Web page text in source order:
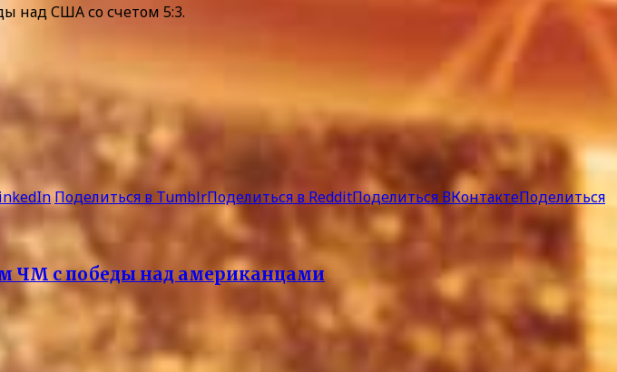
над США со счетом 5:3.
Поделиться в TumblrПоделиться в RedditПоделиться ВКонтактеПоделиться
ЧМ с победы над американцами